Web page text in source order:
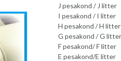
J pesakond / J litter
I pesakond / I litter
H pesakond / H litter
G pesakond / G litter
F pesakond/ F litter
E pesakond/E litter